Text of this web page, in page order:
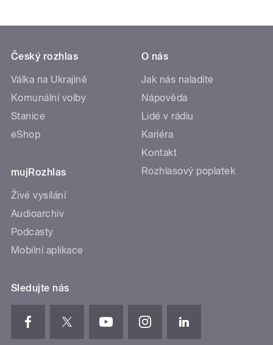
Český rozhlas
Válka na Ukrajině
Komunální volby
Stanice
eShop
mujRozhlas
Živé vysílání
Audioarchiv
Podcasty
Mobilní aplikace
O nás
Jak nás naladíte
Nápověda
Lidé v rádiu
Kariéra
Kontakt
Rozhlasový poplatek
Sledujte nás